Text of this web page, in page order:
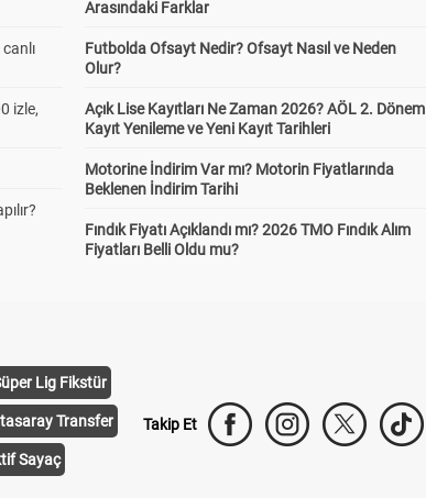
izle,
Arasındaki Farklar
Futbolda Ofsayt Nedir? Ofsayt Nasıl ve Neden
Olur?
Açık Lise Kayıtları Ne Zaman 2026? AÖL 2. Dönem
Kayıt Yenileme ve Yeni Kayıt Tarihleri
Motorine İndirim Var mı? Motorin Fiyatlarında
Beklenen İndirim Tarihi
Fındık Fiyatı Açıklandı mı? 2026 TMO Fındık Alım
Fiyatları Belli Oldu mu?
Lig Fikstür
Transfer
Sayaç
Takip Et